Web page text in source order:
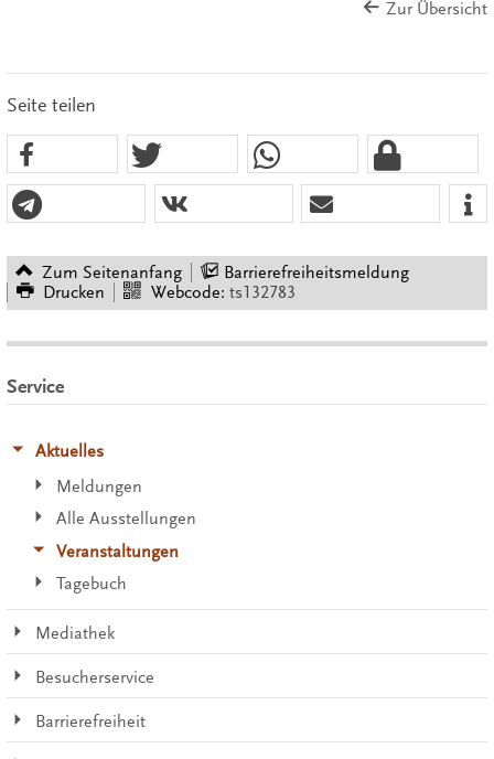
Zur Übersicht
Seite teilen
Zum Seitenanfang
Barrierefreiheitsmeldung
Drucken
Webcode: ts132783
Service
Aktuelles
Meldungen
Alle Ausstellungen
Veranstaltungen
Tagebuch
Mediathek
Besucherservice
Barrierefreiheit